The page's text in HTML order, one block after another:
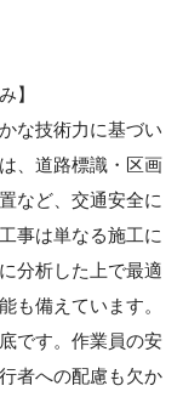
】
な技術力に基づい
、道路標識・区画
など、交通安全に
事は単なる施工に
分析した上で最適
も備えています。
です。作業員の安
者への配慮も欠か